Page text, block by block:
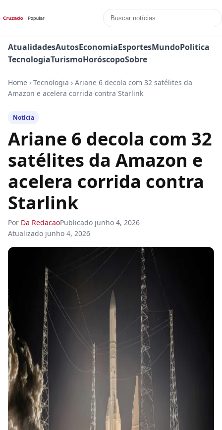
AtualidadesAutosEconomiaEsportesMundoPolitica
TecnologiaTurismoHoróscopoSobre
Home › Tecnologia › Ariane 6 decola com 32 satélites da
Amazon e acelera corrida contra Starlink
Notícia
Ariane 6 decola com 32
satélites da Amazon e
acelera corrida contra
Starlink
Por Da RedacaoPublicado junho 4, 2026
Atualizado junho 4, 2026